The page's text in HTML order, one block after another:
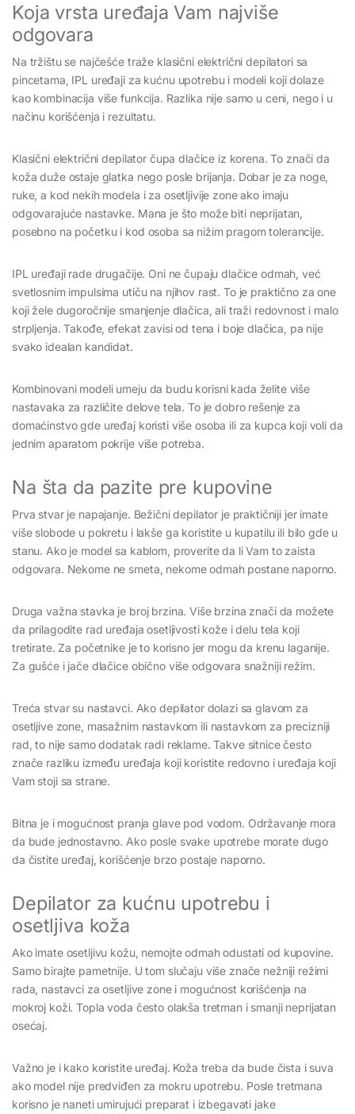
Koja vrsta uređaja Vam najviše
odgovara
Na tržištu se najčešće traže klasični električni depilatori sa
pincetama, IPL uređaji za kućnu upotrebu i modeli koji dolaze
kao kombinacija više funkcija. Razlika nije samo u ceni, nego i u
načinu korišćenja i rezultatu.
Klasični električni depilator čupa dlačice iz korena. To znači da
koža duže ostaje glatka nego posle brijanja. Dobar je za noge,
ruke, a kod nekih modela i za osetljivije zone ako imaju
odgovarajuće nastavke. Mana je što može biti neprijatan,
posebno na početku i kod osoba sa nižim pragom tolerancije.
IPL uređaji rade drugačije. Oni ne čupaju dlačice odmah, već
svetlosnim impulsima utiču na njihov rast. To je praktično za one
koji žele dugoročnije smanjenje dlačica, ali traži redovnost i malo
strpljenja. Takođe, efekat zavisi od tena i boje dlačica, pa nije
svako idealan kandidat.
Kombinovani modeli umeju da budu korisni kada želite više
nastavaka za različite delove tela. To je dobro rešenje za
domaćinstvo gde uređaj koristi više osoba ili za kupca koji voli da
jednim aparatom pokrije više potreba.
Na šta da pazite pre kupovine
Prva stvar je napajanje. Bežični depilator je praktičniji jer imate
više slobode u pokretu i lakše ga koristite u kupatilu ili bilo gde u
stanu. Ako je model sa kablom, proverite da li Vam to zaista
odgovara. Nekome ne smeta, nekome odmah postane naporno.
Druga važna stavka je broj brzina. Više brzina znači da možete
da prilagodite rad uređaja osetljivosti kože i delu tela koji
tretirate. Za početnike je to korisno jer mogu da krenu laganije.
Za gušće i jače dlačice obično više odgovara snažniji režim.
Treća stvar su nastavci. Ako depilator dolazi sa glavom za
osetljive zone, masažnim nastavkom ili nastavkom za precizniji
rad, to nije samo dodatak radi reklame. Takve sitnice često
znače razliku između uređaja koji koristite redovno i uređaja koji
Vam stoji sa strane.
Bitna je i mogućnost pranja glave pod vodom. Održavanje mora
da bude jednostavno. Ako posle svake upotrebe morate dugo
da čistite uređaj, korišćenje brzo postaje naporno.
Depilator za kućnu upotrebu i
osetljiva koža
Ako imate osetljivu kožu, nemojte odmah odustati od kupovine.
Samo birajte pametnije. U tom slučaju više znače nežniji režimi
rada, nastavci za osetljive zone i mogućnost korišćenja na
mokroj koži. Topla voda često olakša tretman i smanji neprijatan
osećaj.
Važno je i kako koristite uređaj. Koža treba da bude čista i suva
ako model nije predviđen za mokru upotrebu. Posle tretmana
korisno je naneti umirujući preparat i izbegavati jake